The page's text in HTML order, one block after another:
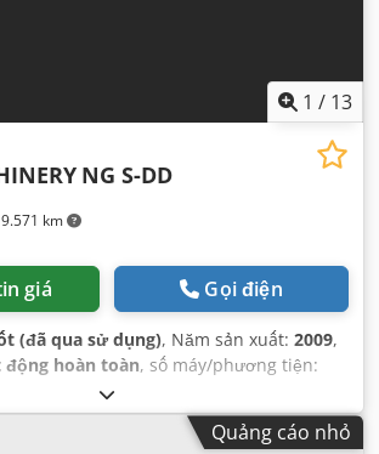
1 / 13
9.571 km
NG S-DD
giá Gọi điện
(đã qua sử dụng), Năm sản xuất: 2009,
động hoàn toàn, số máy/phương tiện:
50 mm, đường kính phôi (tối đa):
Quảng cáo nhỏ